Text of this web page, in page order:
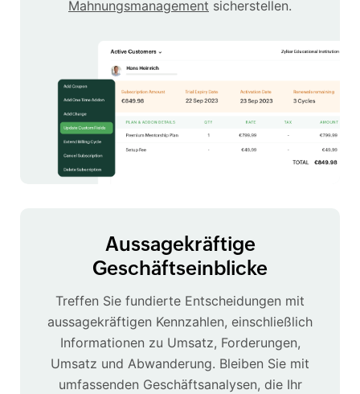
Mahnungsmanagement sicherstellen.
Aussagekräftige
Geschäftseinblicke
Treffen Sie fundierte Entscheidungen mit
aussagekräftigen Kennzahlen, einschließlich
Informationen zu Umsatz, Forderungen,
Umsatz und Abwanderung. Bleiben Sie mit
umfassenden Geschäftsanalysen, die Ihr